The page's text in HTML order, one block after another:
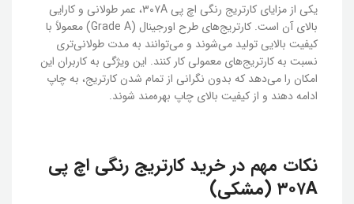
یکی از مزایای کارتریج رنگی اچ پی ۳۰۷A، عمر طولانی و کارایی
بالای آن است. کارتریج‌های طرح اورجینال (Grade A) معمولاً با
کیفیت بالایی تولید می‌شوند و می‌توانند به مدت طولانی‌تری
نسبت به کارتریج‌های معمولی کار کنند. این ویژگی به کاربران این
امکان را می‌دهد که بدون نگرانی از تمام شدن کارتریج، به چاپ
ادامه دهند و از کیفیت بالای چاپ بهره‌مند شوند.
نکات مهم در خرید کارتریج رنگی اچ پی
۳۰۷A (مشکی)